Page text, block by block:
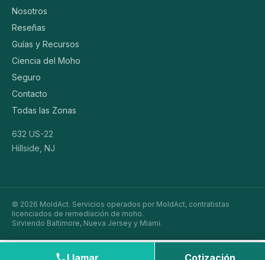
Nosotros
Reseñas
Guías y Recursos
Ciencia del Moho
Seguro
Contacto
Todas las Zonas
632 US-22
Hillside, NJ
© 2026 MoldAct. Servicios operados por MoldAct, contratistas
licenciados de remediación de moho.
Sirviendo Baltimore, Nueva Jersey y Miami.
Llamar Cotización